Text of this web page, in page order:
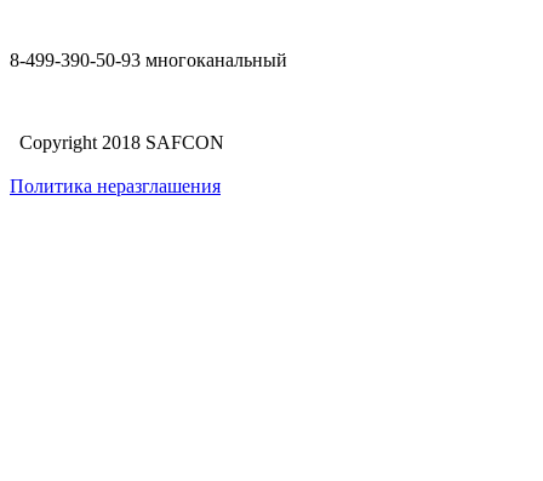
8-499-390-50-93 многоканальный
Copyright 2018 SAFCON
Политика неразглашения